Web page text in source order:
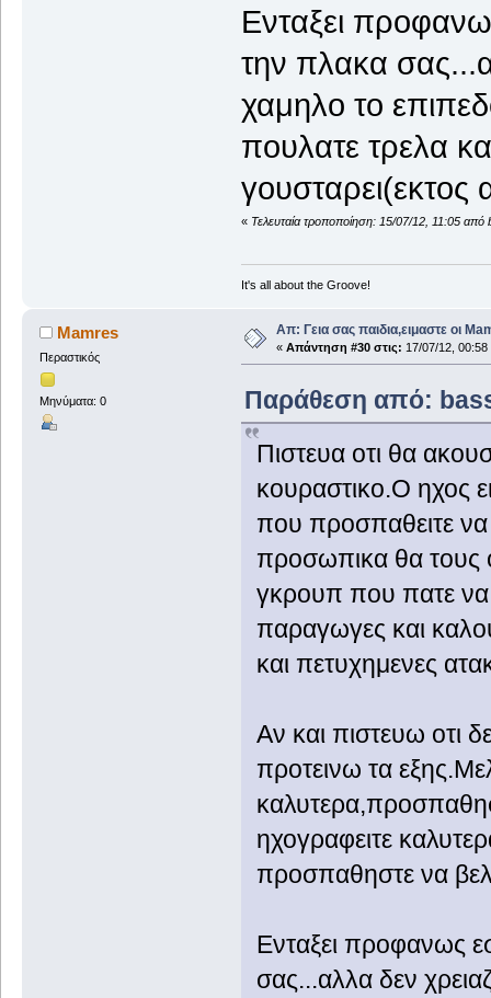
Ενταξει
την πλακα
χαμηλο το
πουλατε τρελα
« Τελευταία τροποποίηση: 15/07/12, 11:05
It's all about the Groove!
Mamres
Περαστικός
Μηνύματα: 0
Απ: Γεια σας παιδια,ειμαστε οι
« Απάντηση #30 στις: 17/07/12, 00:58
Παράθεση από:
Πιστευα οτι θα
κουραστικο.Ο ηχος
που προσπαθειτε να
προσωπικα θα τους
γκρουπ που πατε να
παραγωγες και
και πετυχημενες
Αν και πιστευω οτι
προτεινω τα
ηχογραφειτε
προσπαθηστε να
Ενταξει προφανως
σας...αλλα δεν